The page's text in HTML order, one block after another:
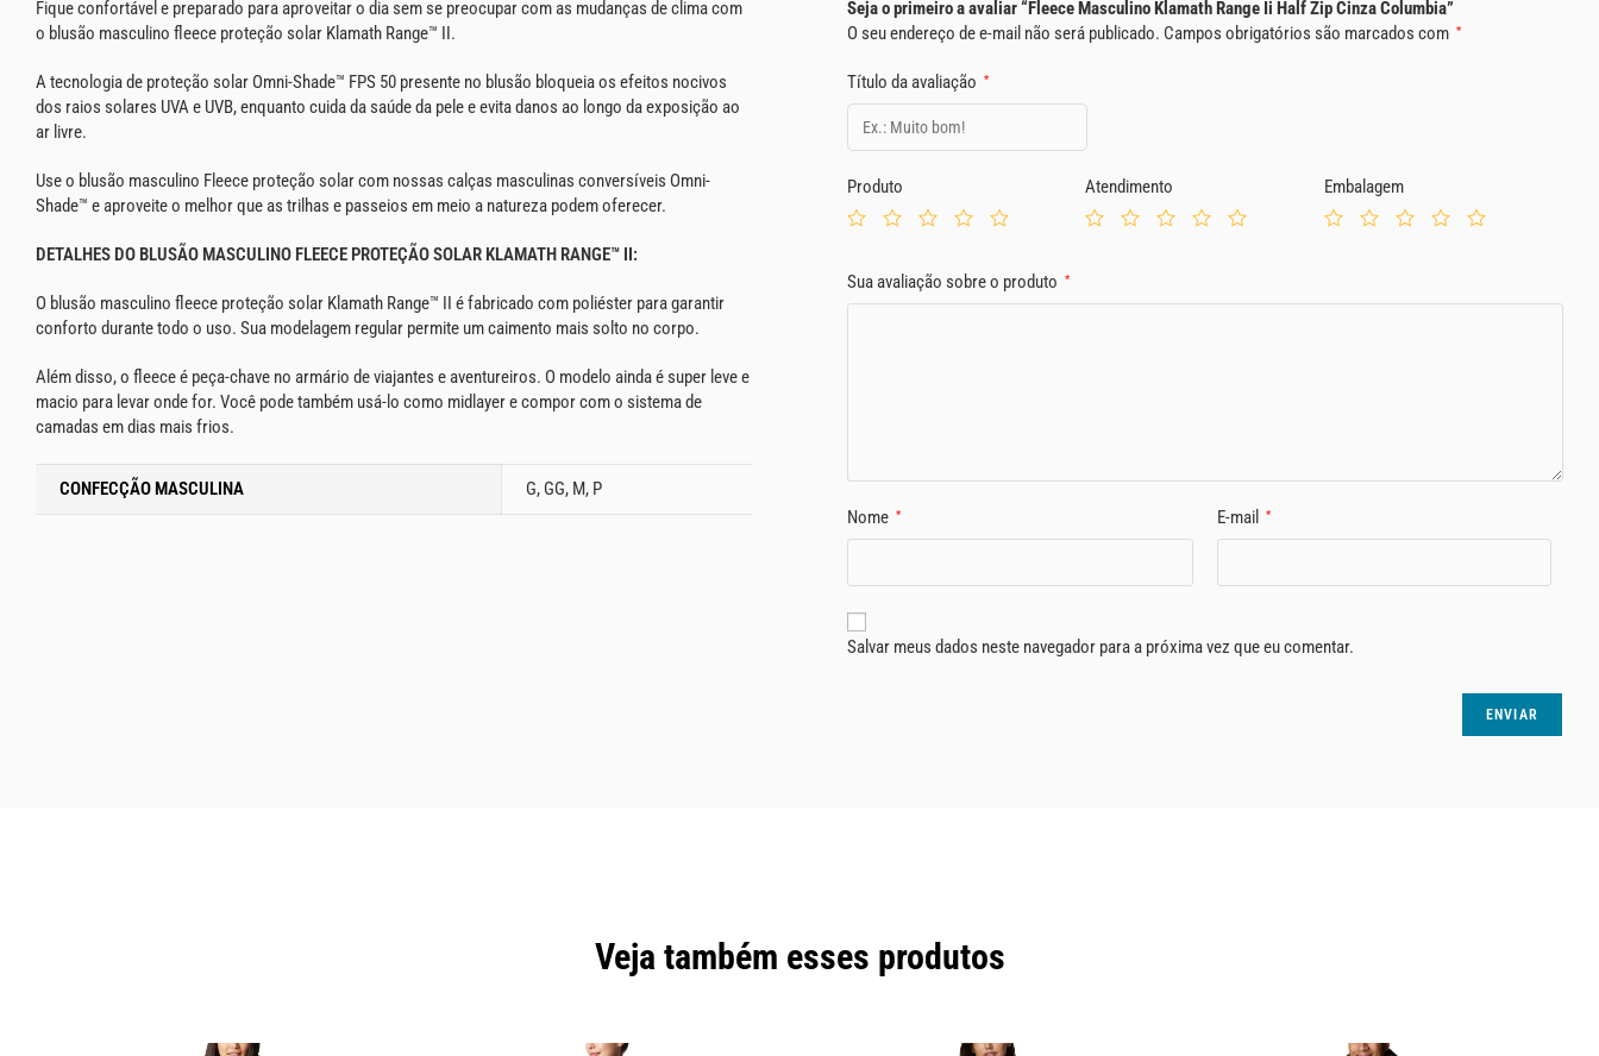
Fique confortável e preparado para aproveitar o dia sem se preocupar com as mudanças de clima com
o blusão masculino fleece proteção solar Klamath Range™ II.
A tecnologia de proteção solar Omni-Shade™ FPS 50 presente no blusão bloqueia os efeitos nocivos
dos raios solares UVA e UVB, enquanto cuida da saúde da pele e evita danos ao longo da exposição ao
ar livre.
Use o blusão masculino Fleece proteção solar com nossas calças masculinas conversíveis Omni-
Shade™ e aproveite o melhor que as trilhas e passeios em meio a natureza podem oferecer.
DETALHES DO BLUSÃO MASCULINO FLEECE PROTEÇÃO SOLAR KLAMATH RANGE™ II:
O blusão masculino fleece proteção solar Klamath Range™ II é fabricado com poliéster para garantir
conforto durante todo o uso. Sua modelagem regular permite um caimento mais solto no corpo.
Além disso, o fleece é peça-chave no armário de viajantes e aventureiros. O modelo ainda é super leve e
macio para levar onde for. Você pode também usá-lo como midlayer e compor com o sistema de
camadas em dias mais frios.
CONFECÇÃO MASCULINA G, GG, M, P
Seja o primeiro a avaliar “Fleece Masculino Klamath Range Ii Half Zip Cinza Columbia”
O seu endereço de e-mail não será publicado. Campos obrigatórios são marcados com *
Título da avaliação *
Produto Atendimento Embalagem
Sua avaliação sobre o produto *
Nome * E-mail *
Salvar meus dados neste navegador para a próxima vez que eu comentar.
Veja também esses produtos